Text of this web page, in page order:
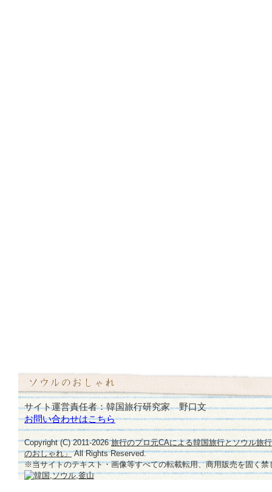
サイト運営責任者：韓国旅行研究家 野口文
お問い合わせはこちら
Copyright (C) 2011-2026旅行のプロ元CAによる韓国旅行とソウル旅
のおしゃれ」All Rights Reserved.
※当サイトのテキスト・画像等すべての転載転用、商用販売を固く禁